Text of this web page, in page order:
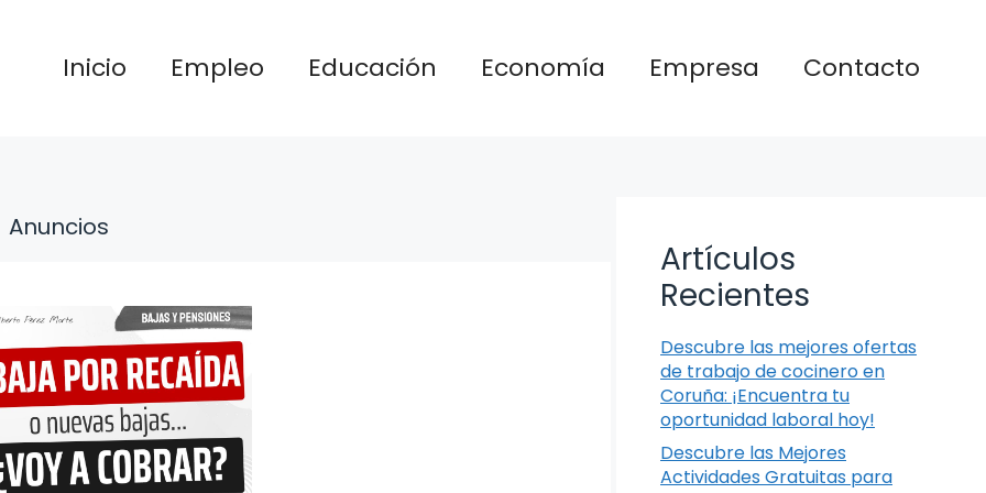
Inicio Empleo Educación Economía Empresa Contacto
Anuncios
Artículos
Recientes
Descubre las mejores ofertas
de trabajo de cocinero en
Coruña: ¡Encuentra tu
oportunidad laboral hoy!
Descubre las Mejores
Actividades Gratuitas para